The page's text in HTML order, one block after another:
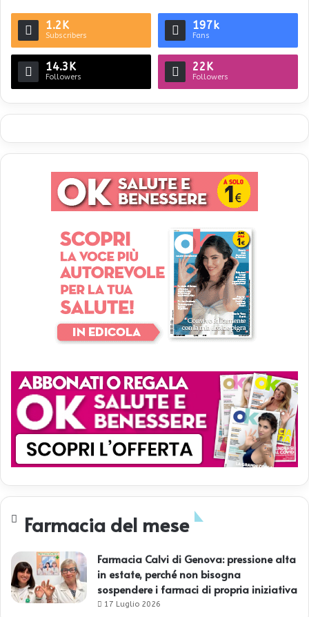
1.2K
Subscribers
197k
Fans
14.3K
Followers
22K
Followers
Farmacia del mese
Farmacia Calvi di Genova: pressione alta
in estate, perché non bisogna
sospendere i farmaci di propria iniziativa
17 Luglio 2026